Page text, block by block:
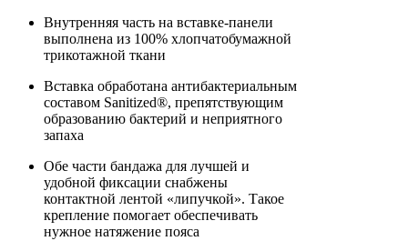
Внутренняя часть на вставке-панели
выполнена из 100% хлопчатобумажной
трикотажной ткани
Вставка обработана антибактериальным
составом Sanitized®, препятствующим
образованию бактерий и неприятного
запаха
Обе части бандажа для лучшей и
удобной фиксации снабжены
контактной лентой «липучкой». Такое
крепление помогает обеспечивать
нужное натяжение пояса